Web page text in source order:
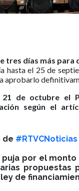
tres días más para
hasta el 25 de
aprobarlo
21 de octubre el
según el
de #RTVCNoticias
por el
de